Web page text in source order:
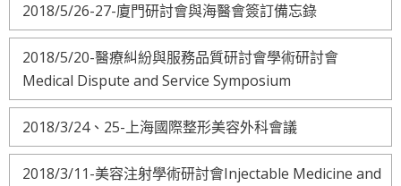
2018/5/26-27-廈門研討會與海醫會簽訂備忘錄
2018/5/20-醫療糾紛與服務品質研討會學術研討會
Medical Dispute and Service Symposium
2018/3/24、25-上海國際整形美容外科會議
2018/3/11-美容注射學術研討會Injectable Medicine and